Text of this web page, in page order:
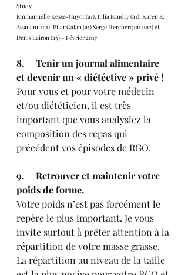
Study
Emmanuelle Kesse-Guyot (a1), Julia Baudry (a1), Karen E.
Assmann (a1), Pilar Galan (a1) Serge Hercberg (a1) (a2) et
Denis Lairon (a3) – Février 2017
8.     Tenir un journal alimentaire
et devenir un « diétéctive » privé !
Pour vous et pour votre médecin
et/ou diététicien, il est très
important que vous analysiez la
composition des repas qui
précédent vos épisodes de RGO.
9.     Retrouver et maintenir votre
poids de forme.
Votre poids n’est pas forcément le
repère le plus important. Je vous
invite surtout à prêter attention à la
répartition de votre masse grasse.
La répartition au niveau de la taille